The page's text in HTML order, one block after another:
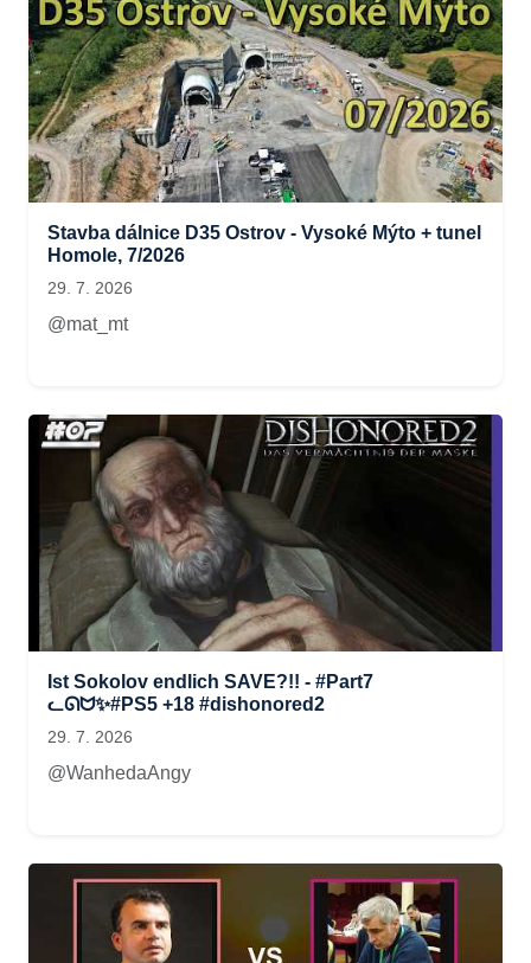
Stavba dálnice D35 Ostrov - Vysoké Mýto + tunel
Homole, 7/2026
29. 7. 2026
@mat_mt
Ist Sokolov endlich SAVE?!! - #Part7
ᓚᘏᗢ✨#PS5 +18 #dishonored2
29. 7. 2026
@WanhedaAngy